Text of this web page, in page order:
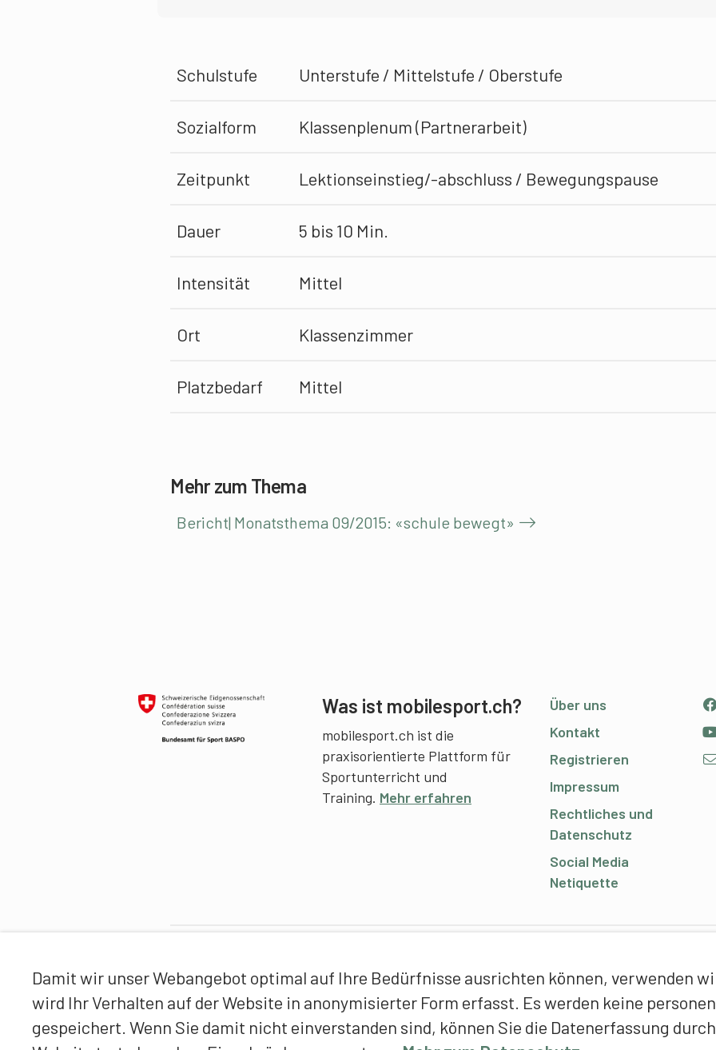
Damit wir unser Webangebot optimal auf Ihre Bedürfnisse ausrichten können, verwenden
wird Ihr Verhalten auf der Website in anonymisierter Form erfasst. Es werden keine
gespeichert. Wenn Sie damit nicht einverstanden sind, können Sie die Datenerfassung
Schulstufe Unterstufe / Mittelstufe / Oberstufe
Sozialform Klassenplenum (Partnerarbeit)
Zeitpunkt Lektionseinstieg/-abschluss / Bewegungspause
Dauer 5 bis 10 Min.
Intensität Mittel
Ort Klassenzimmer
Platzbedarf Mittel
Mehr zum Thema
Bericht| Monatsthema 09/2015: «schule bewegt»
Was ist mobilesport.ch?
mobilesport.ch ist die
praxisorientierte Plattform für
Sportunterricht und
Training. Mehr erfahren
Über uns
Kontakt
Registrieren
Impressum
Rechtliches und
Datenschutz
Social Media
Netiquette